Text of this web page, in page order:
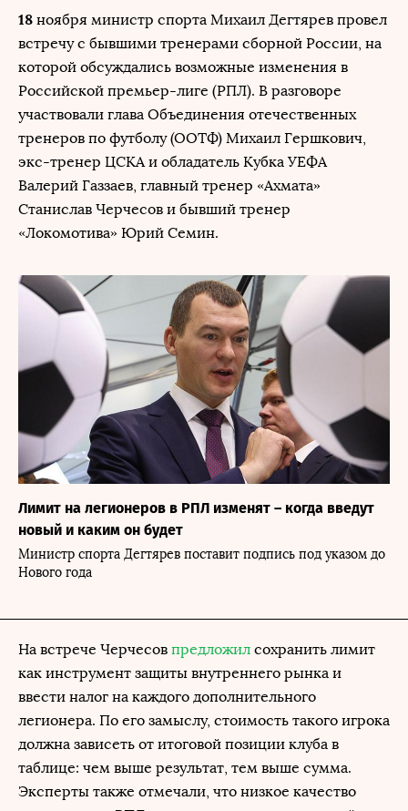
18 ноября министр спорта Михаил Дегтярев провел
встречу с бывшими тренерами сборной России, на
которой обсуждались возможные изменения в
Российской премьер-лиге (РПЛ). В разговоре
участвовали глава Объединения отечественных
тренеров по футболу (ООТФ) Михаил Гершкович,
экс-тренер ЦСКА и обладатель Кубка УЕФА
Валерий Газзаев, главный тренер «Ахмата»
Станислав Черчесов и бывший тренер
«Локомотива» Юрий Семин.
Лимит на легионеров в РПЛ изменят – когда введут
новый и каким он будет
Министр спорта Дегтярев поставит подпись под указом до
Нового года
На встрече Черчесов предложил сохранить лимит
как инструмент защиты внутреннего рынка и
ввести налог на каждого дополнительного
легионера. По его замыслу, стоимость такого игрока
должна зависеть от итоговой позиции клуба в
таблице: чем выше результат, тем выше сумма.
Эксперты также отмечали, что низкое качество